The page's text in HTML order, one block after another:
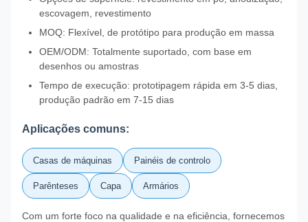
escovagem, revestimento
MOQ: Flexível, de protótipo para produção em massa
OEM/ODM: Totalmente suportado, com base em
desenhos ou amostras
Tempo de execução: prototipagem rápida em 3-5 dias,
produção padrão em 7-15 dias
Aplicações comuns:
Casas de máquinas Painéis de controlo
Parênteses Capa Armários
Com um forte foco na qualidade e na eficiência, fornecemos